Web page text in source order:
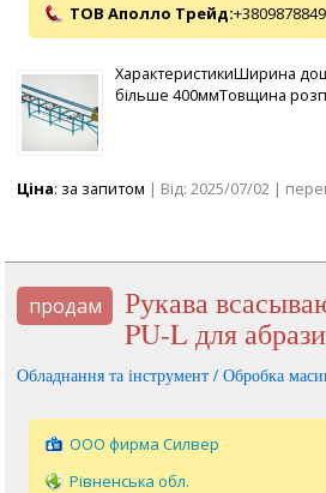
ТОВ Аполло Трейд:
ХарактеристикиШирина
більше 400ммТовщина розп
Ціна: за запитом | Від: 2025/07/02 |
продам
Рукава всасывающие Alfavac
PU-L для
Обладнання та інструмент / Обробка
ООО фирма Силвер
Рівненська обл.